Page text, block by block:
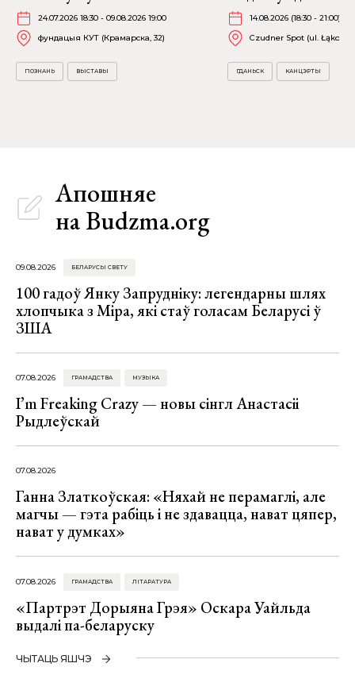
24.07.2026 18:30 - 09.08.2026 19:00
фундацыя КУТ (Крамарска, 32)
ПОЗНАНЬ ВЫСТАВЫ
14.08.2026 (18:30 - 21:00)
Czudner Spot (ul. Łąkowa
ГДАНЬСК КАНЦЭРТЫ
Апошняе
на Budzma.org
09.08.2026 БЕЛАРУСЫ СВЕТУ
100 гадоў Янку Запрудніку: легендарны шлях
хлопчыка з Міра, які стаў голасам Беларусі ў
ЗША
07.08.2026 ГРАМАДСТВА МУЗЫКА
I’m Freaking Crazy — новы сінгл Анастасіі
Рыдлеўскай
07.08.2026
Ганна Златкоўская: «Няхай не перамаглі, але
магчы — гэта рабіць і не здавацца, нават цяпер,
нават у думках»
07.08.2026 ГРАМАДСТВА ЛІТАРАТУРА
«Партрэт Дорыяна Грэя» Оскара Уайльда
выдалі па-беларуску
ЧЫТАЦЬ ЯШЧЭ